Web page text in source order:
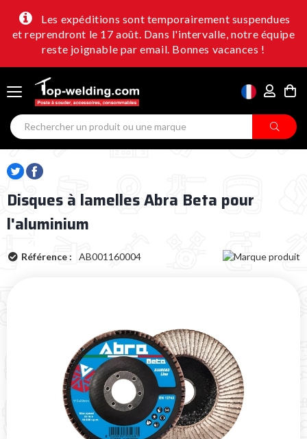
Les expéditions sont temporairement suspendues
et reprendront le 17 août. Dans l'intervalle, notre équipe
reste joignable par email. Bonnes vacances !
Disques à lamelles Abra Beta pour
l'aluminium
Référence : AB001160004